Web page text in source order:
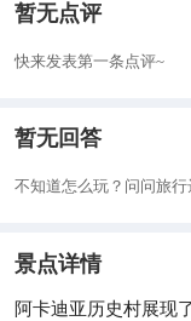
暂无点评
快来发表第一条点评~
暂无回答
不知道怎么玩？问问旅行
景点详情
阿卡迪亚历史村展现